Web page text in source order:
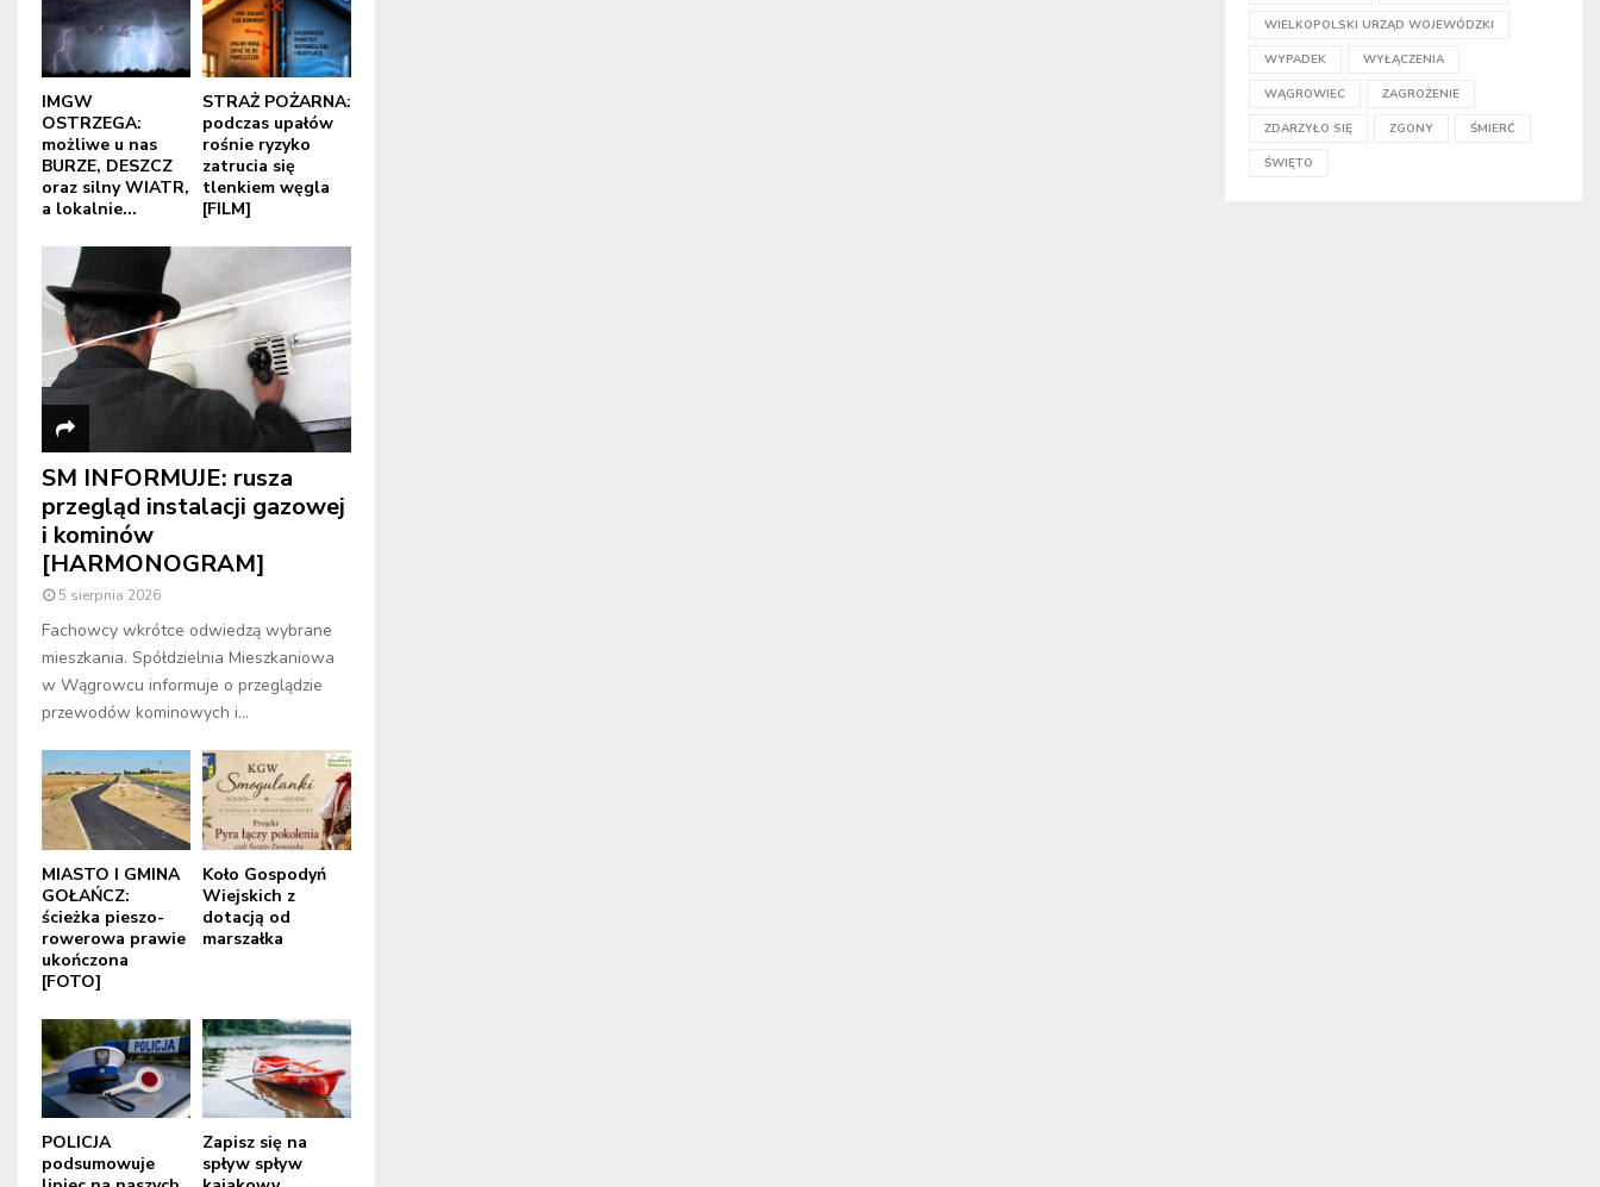
IMGW
OSTRZEGA:
możliwe u nas
BURZE, DESZCZ
oraz silny WIATR,
a lokalnie...
STRAŻ POŻARNA:
podczas upałów
rośnie ryzyko
zatrucia się
tlenkiem węgla
[FILM]
SM INFORMUJE: rusza
przegląd instalacji gazowej
i kominów
[HARMONOGRAM]
5 sierpnia 2026
Fachowcy wkrótce odwiedzą wybrane
mieszkania. Spółdzielnia Mieszkaniowa
w Wągrowcu informuje o przeglądzie
przewodów kominowych i...
MIASTO I GMINA
GOŁAŃCZ:
ścieżka pieszo-
rowerowa prawie
ukończona
[FOTO]
Koło Gospodyń
Wiejskich z
dotacją od
marszałka
POLICJA
podsumowuje
Zapisz się na
spływ spływ
WIELKOPOLSKI URZĄD WOJEWÓDZKI
WYPADEK WYŁĄCZENIA
WĄGROWIEC ZAGROŻENIE
ZDARZYŁO SIĘ ZGONY ŚMIERĆ
ŚWIĘTO